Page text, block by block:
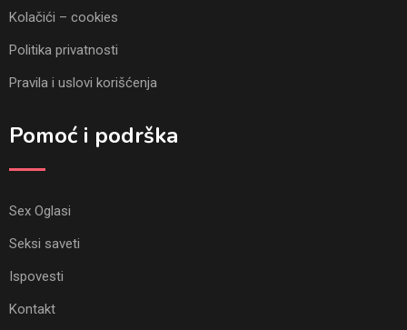
Kolačići – cookies
Politika privatnosti
Pravila i uslovi korišćenja
Pomoć i podrška
Sex Oglasi
Seksi saveti
Ispovesti
Kontakt